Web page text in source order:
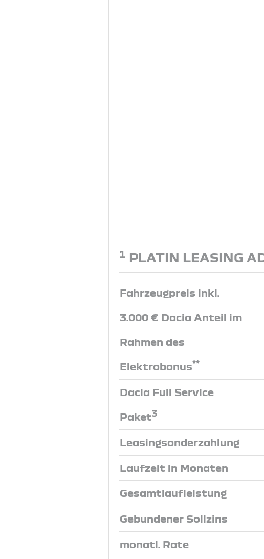
1 PLATIN LEASING
Fahrzeugpreis inkl.
3.000 € Dacia Anteil im
Rahmen des
Elektrobonus**
Dacia Full Service
Paket3
Leasingsonderzahlung
Laufzeit in Monaten
Gesamtlaufleistung
Gebundener Sollzins
monatl. Rate